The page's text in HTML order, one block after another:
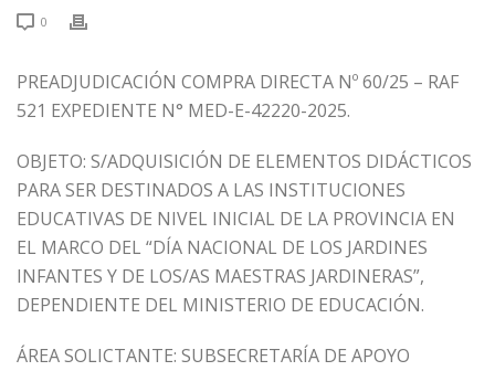
0
PREADJUDICACIÓN COMPRA DIRECTA Nº 60/25 – RAF
521 EXPEDIENTE N° MED-E-42220-2025.
OBJETO: S/ADQUISICIÓN DE ELEMENTOS DIDÁCTICOS
PARA SER DESTINADOS A LAS INSTITUCIONES
EDUCATIVAS DE NIVEL INICIAL DE LA PROVINCIA EN
EL MARCO DEL “DÍA NACIONAL DE LOS JARDINES
INFANTES Y DE LOS/AS MAESTRAS JARDINERAS”,
DEPENDIENTE DEL MINISTERIO DE EDUCACIÓN.
ÁREA SOLICTANTE: SUBSECRETARÍA DE APOYO